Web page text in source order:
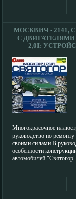
приемы обслуживания,
возможных
устранения В
сведения о
авбвчжьтомобилях
и реле, свечах
различных систем, а
необходимом для
Языки интерфейса:
издателя:
требования: Windows
Pentium 166 МГц; 64 Мб
МОСКВИЧ - 2141,
С ДВИГАТЕЛЯМИ
2,0I:
ДИАГНОСТИКА,
СЕРИЯ: СВОИМИ
ИНФО
Многокрасочное
руководство по
своими силами В
особенности
автомобилей